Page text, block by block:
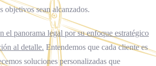
objetivos sean alcanzados.
el panorama legal por su enfoque estratégico
al detalle. Entendemos que cada cliente es
soluciones personalizadas que